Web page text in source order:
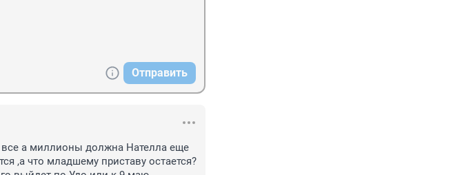
Отправить
все а миллионы должна Нателла еще
,а что младшему приставу остается?